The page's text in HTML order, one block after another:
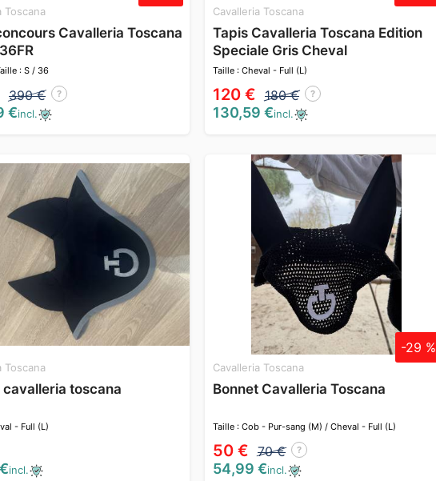
Toscana
Cavalleria Toscana
: S / 36
390 € ?
€incl.
Cavalleria Toscana
Tapis Cavalleria Toscana Edition
Speciale Gris Cheval
Taille : Cheval - Full (L)
120 € 180 € ?
130,59 €incl.
Toscana
cavalleria toscana
- Full (L)
incl.
Cavalleria Toscana
Bonnet Cavalleria Toscana
Taille : Cob - Pur-sang (M) / Cheval - Full (L)
50 € 70 € ?
-29 %
54,99 €incl.